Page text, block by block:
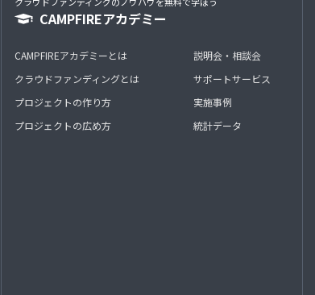
CAMPFIREアカデミー
CAMPFIREアカデミーとは
クラウドファンディングとは
プロジェクトの作り方
プロジェクトの広め方
説明会・相談会
サポートサービス
実施事例
統計データ